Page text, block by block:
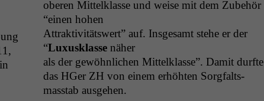
oberen Mit­telk­lasse und weise mit dem Zube­hör
“einen hohen
Attrak­tiv­itätswert” auf. Ins­ge­samt ste­he er der
“Luxu­sklassenäher
als der gewöhn­lichen Mit­telk­lasse”. Damit durfte
das HGer ZH von einem erhöht­en Sorgfalts­
masstab ausgehen.